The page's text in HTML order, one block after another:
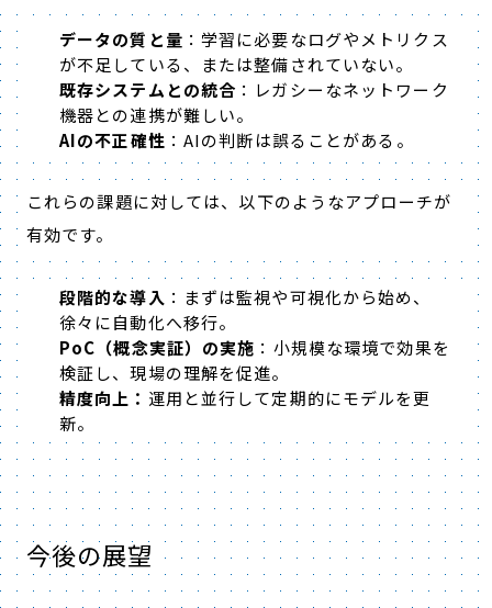
データの質と量 ：学習に必要なログやメトリクス
が不足している、または整備されていない。
既存システムとの統合 ：レガシーなネットワーク
機器との連携が難しい。
AIの不正確性 ： AIの判断は誤ることがある。
これらの課題に対しては、以下のようなアプローチが
有効です。
段階的な導入 ：まずは監視や可視化から始め、
徐々に自動化へ移行。
PoC （概念実証）の実施 ：小規模な環境で効果を
検証し、現場の理解を促進。
精度向上： 運用と並行して定期的にモデルを更
新。
今後の展望